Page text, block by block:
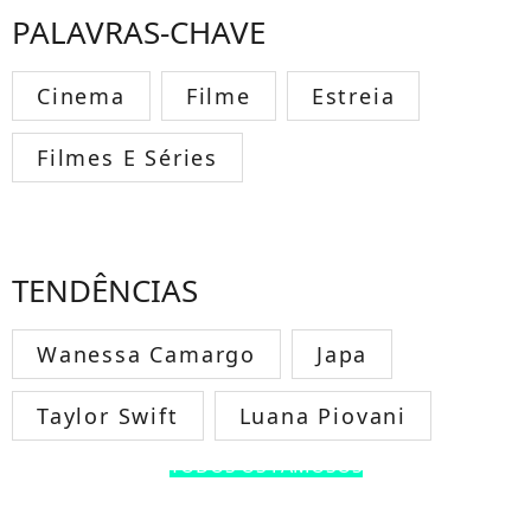
PALAVRAS-CHAVE
Cinema Filme Estreia
Filmes E Séries
TENDÊNCIAS
Wanessa Camargo Japa
Taylor Swift Luana Piovani
TODOS OS FAMOSOS